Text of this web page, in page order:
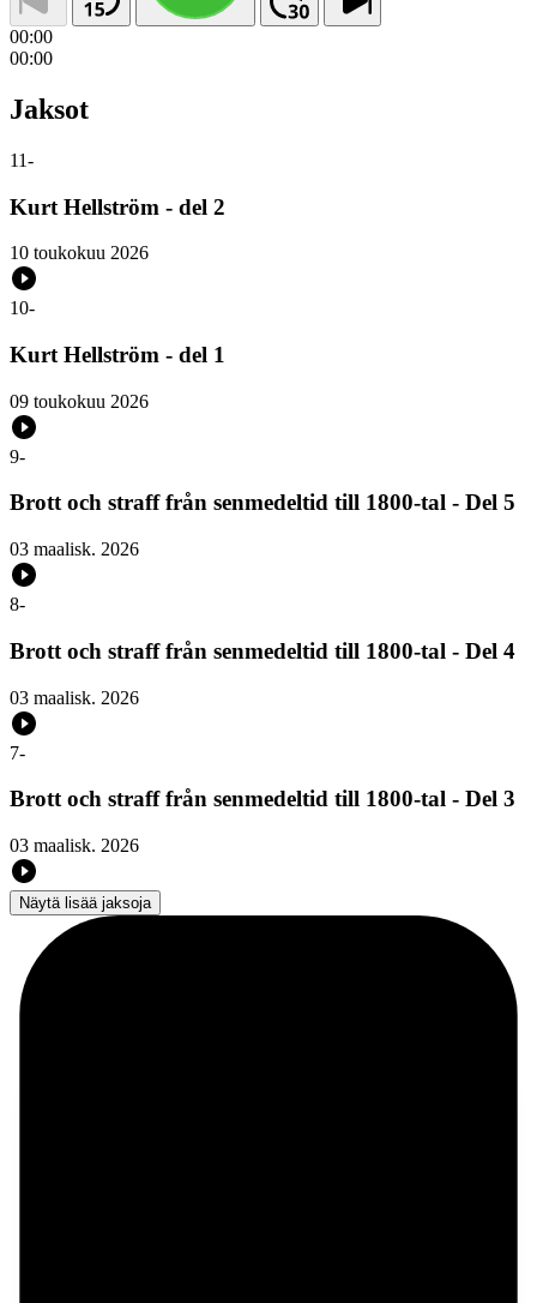
00:00
00:00
Jaksot
11-
Kurt Hellström - del 2
10 toukokuu 2026
10-
Kurt Hellström - del 1
09 toukokuu 2026
9-
Brott och straff från senmedeltid till 1800-tal - Del 5
03 maalisk. 2026
8-
Brott och straff från senmedeltid till 1800-tal - Del 4
03 maalisk. 2026
7-
Brott och straff från senmedeltid till 1800-tal - Del 3
03 maalisk. 2026
Näytä lisää jaksoja